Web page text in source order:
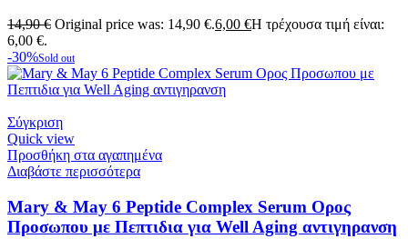
14,90€ Original price was: 14,90 €.6,00 €Η τρέχουσα τιμή είναι:
6,00 €.
-30%Sold out
Σύγκριση
Quick view
Προσθήκη στα αγαπημένα
Διαβάστε περισσότερα
Mary & May 6 Peptide Complex Serum Ορος
Προσωπου με Πεπτιδια για Well Aging αντιγηρανση